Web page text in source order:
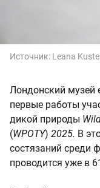
Источник: Leana
Лондонский музей
первые работы
дикой природы
(WPOTY) 2025. В
состязаний среди
проводится уже в